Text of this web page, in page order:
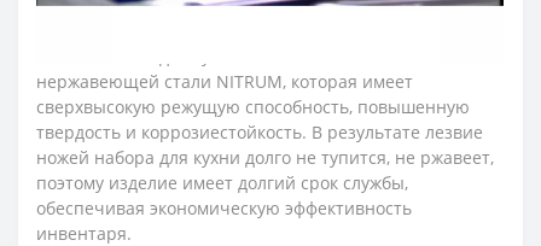
нержавеющей стали NITRUM, которая имеет
сверхвысокую режущую способность, повышенную
твердость и коррозиестойкость. В результате лезвие
ножей набора для кухни долго не тупится, не ржавеет,
поэтому изделие имеет долгий срок службы,
обеспечивая экономическую эффективность
инвентаря.